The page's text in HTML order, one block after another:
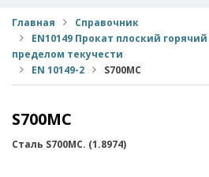
Главная
Справочник
EN10149 Прокат плоский
пределом текучести
EN 10149-2
S700MC
S700MC
Сталь S700MC. (1.8974)